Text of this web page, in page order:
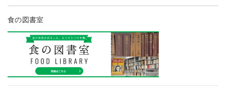
食の図書室